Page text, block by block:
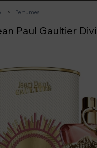
Perfumes
Paul Gaultier